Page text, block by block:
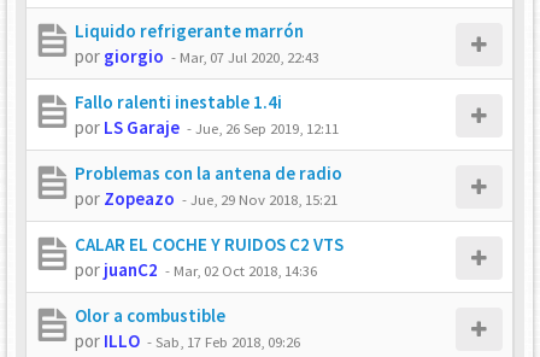
Liquido refrigerante marrón
por giorgio - Mar, 07 Jul 2020, 22:43
Fallo ralenti inestable 1.4i
por LS Garaje -Jue, 26 Sep 2019, 12:11
Problemas con la antena de radio
por Zopeazo -Jue, 29 Nov 2018, 15:21
CALAR EL COCHE Y RUIDOS C2 VTS
por juanC2 - Mar, 02 Oct 2018, 14:36
Olor a combustible
por ILLO -Sab, 17 Feb 2018, 09:26